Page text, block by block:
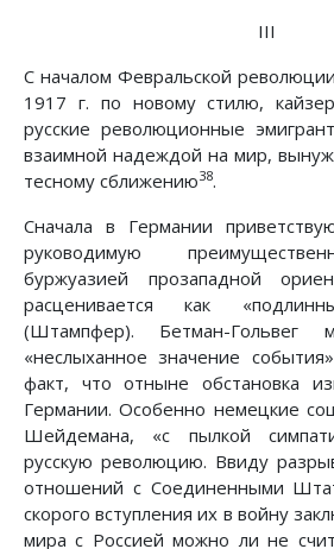
III
С началом Февральской
1917 г. по новому стилю,
русские революционные
взаимной надеждой на мир,
тесному сближению38.
Сначала в Германии
руководимую
буржуазией прозападной
расценивается как
(Штампфер). Бетман-Гольвег
«неслыханное значение
факт, что отныне обстановка
Германии. Особенно немецкие
Шейдемана, «с пылкой
русскую революцию. Ввиду
отношений с Соединенными
скорого вступления их в войну
мира с Россией можно ли не